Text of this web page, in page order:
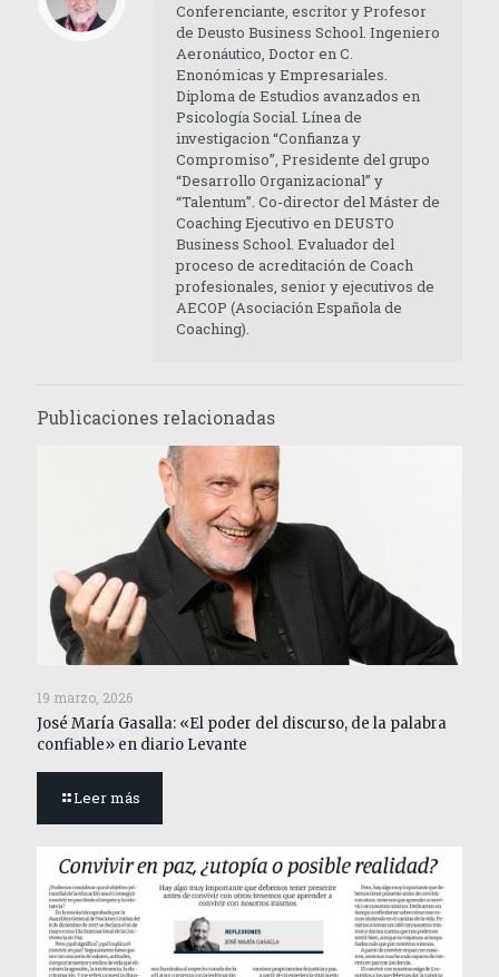
Conferenciante, escritor y Profesor
de Deusto Business School. Ingeniero
Aeronáutico, Doctor en C.
Enonómicas y Empresariales.
Diploma de Estudios avanzados en
Psicología Social. Línea de
investigacion “Confianza y
Compromiso”, Presidente del grupo
“Desarrollo Organizacional” y
“Talentum”. Co-director del Máster de
Coaching Ejecutivo en DEUSTO
Business School. Evaluador del
proceso de acreditación de Coach
profesionales, senior y ejecutivos de
AECOP (Asociación Española de
Coaching).
Publicaciones relacionadas
19 marzo, 2026
José María Gasalla: «El poder del discurso, de la palabra
confiable» en diario Levante
Leer más